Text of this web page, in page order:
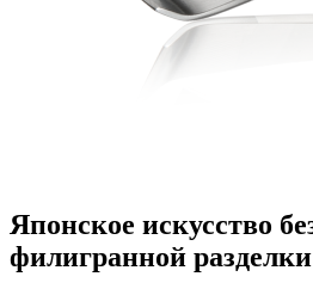
Японское искусство
филигранной